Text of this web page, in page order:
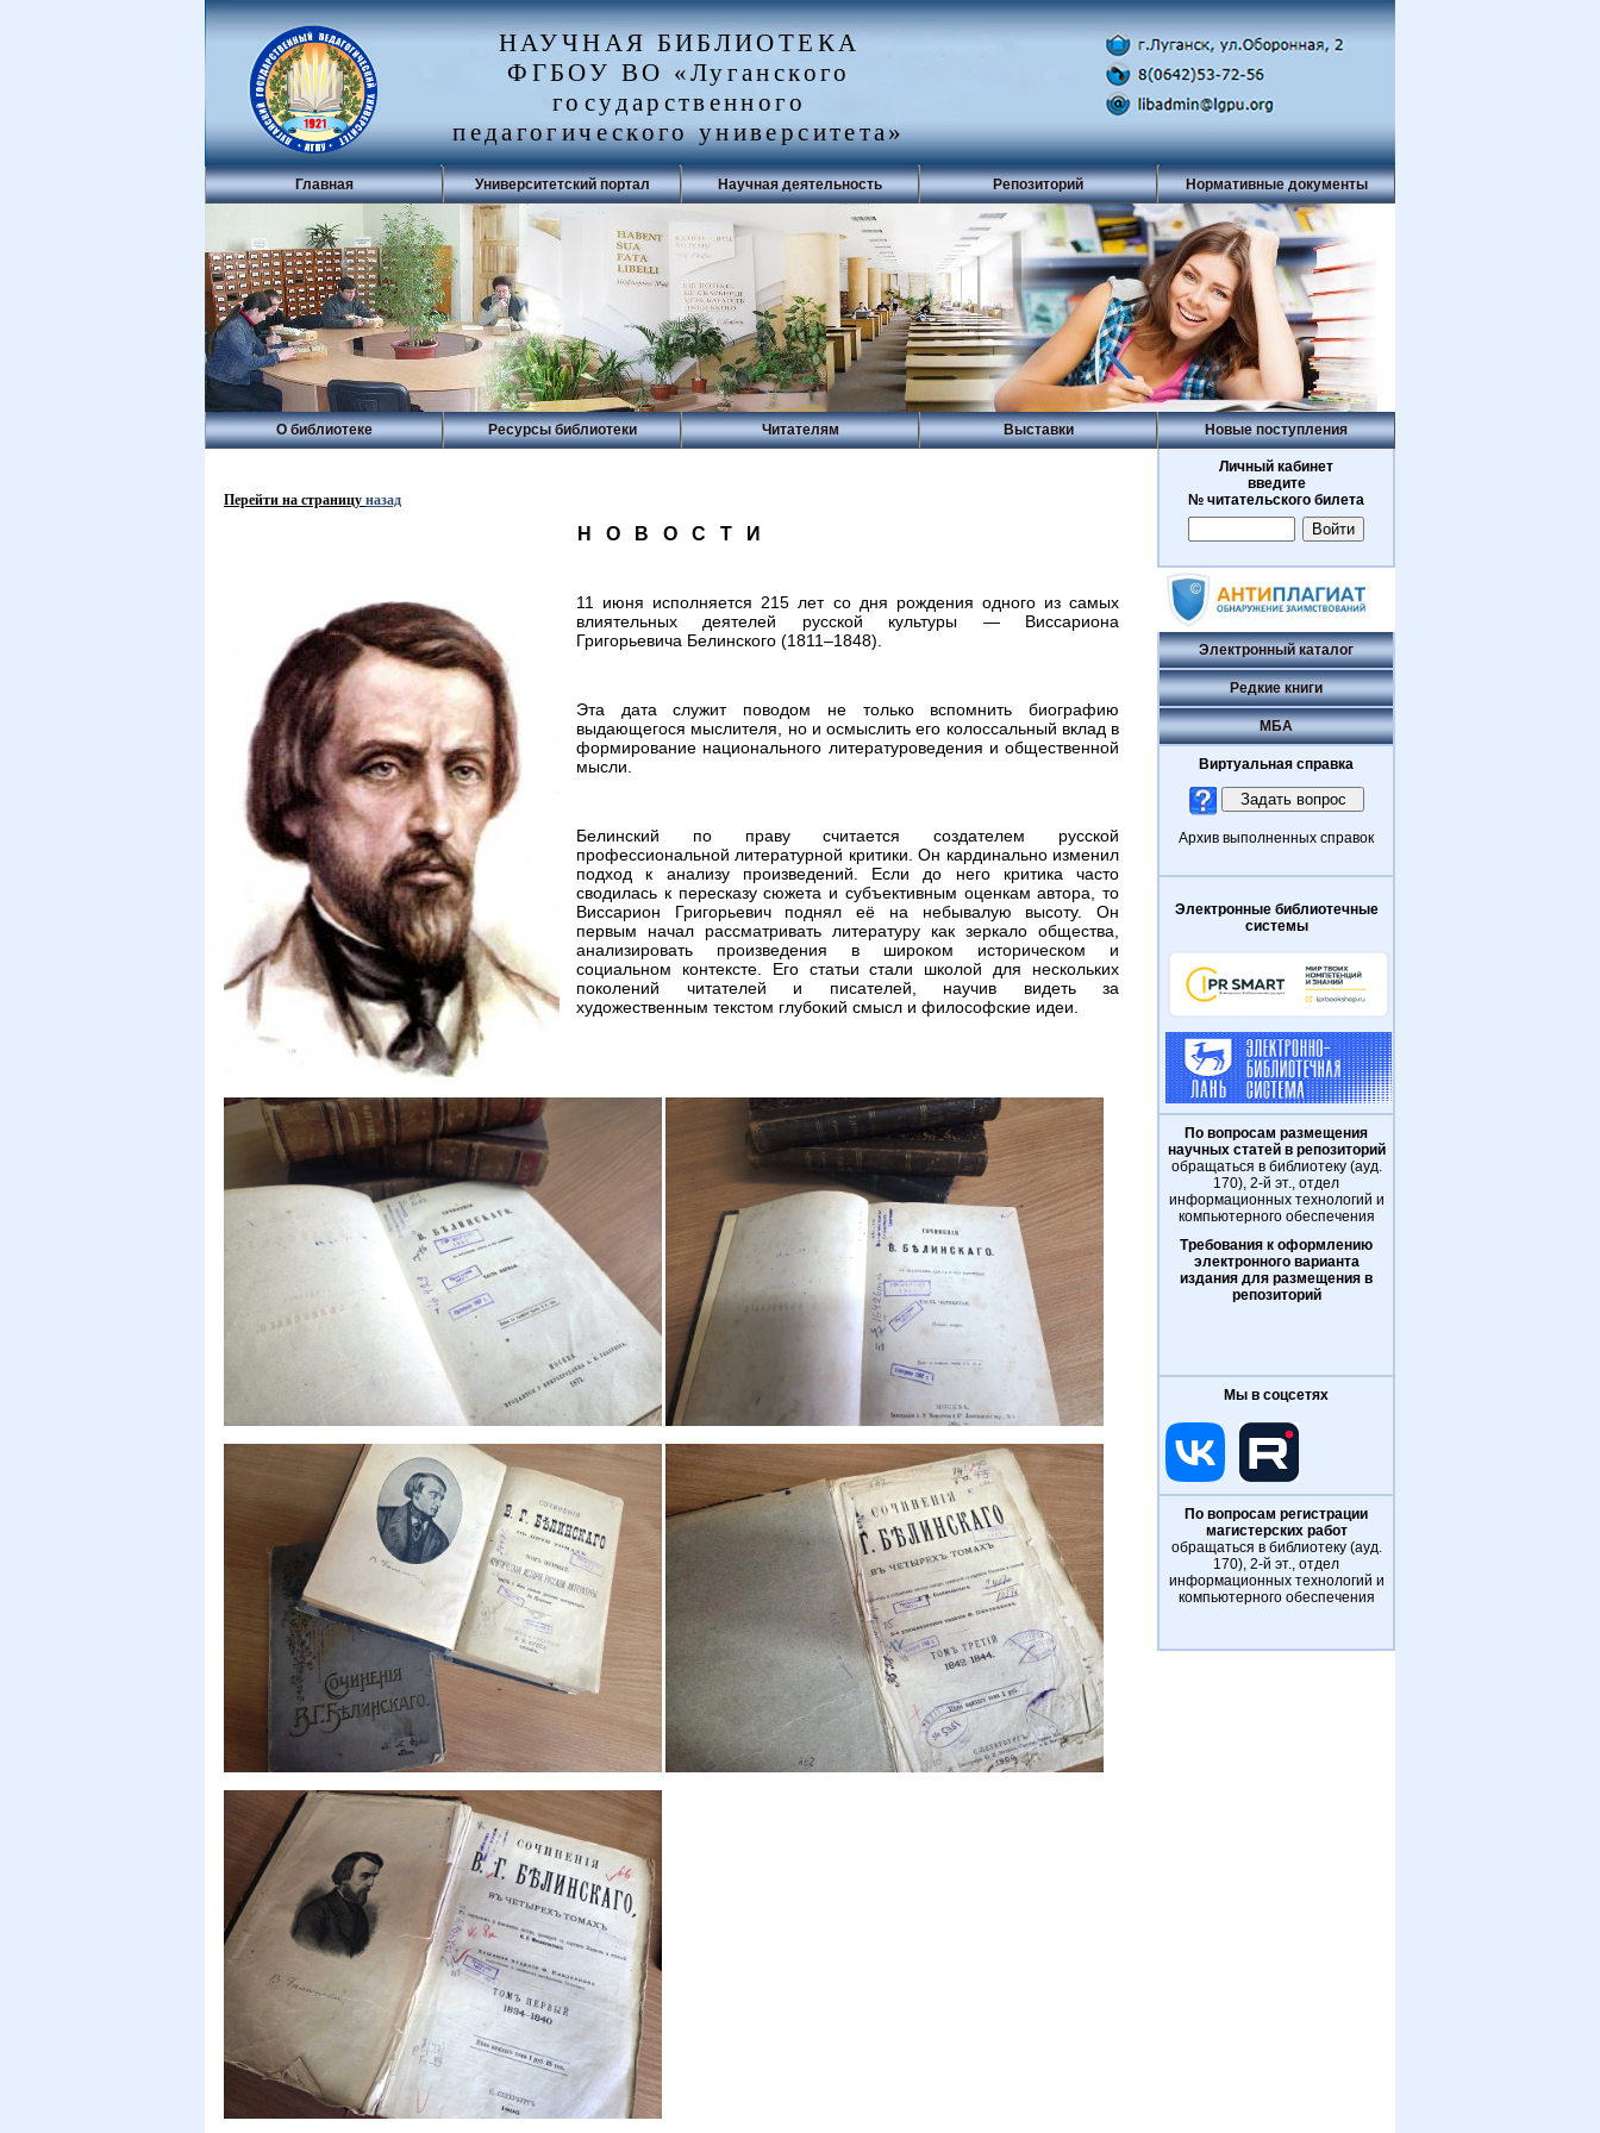
НАУЧНАЯ БИБЛИОТЕКА
ФГБОУ ВО «Луганского
государственного
педагогического университета»
Главная Университетский портал Научная деятельность Репозиторий Нормативные документы
О библиотеке Ресурсы библиотеки Читателям Выставки Новые поступления
Перейти на страницу назад
Н О В О С Т И
11 июня исполняется 215 лет со дня рождения одного из самых
влиятельных деятелей русской культуры — Виссариона
Григорьевича Белинского (1811–1848).
Эта дата служит поводом не только вспомнить биографию
выдающегося мыслителя, но и осмыслить его колоссальный вклад в
формирование национального литературоведения и общественной
мысли.
Белинский по праву считается создателем русской
профессиональной литературной критики. Он кардинально изменил
подход к анализу произведений. Если до него критика часто
сводилась к пересказу сюжета и субъективным оценкам автора, то
Виссарион Григорьевич поднял её на небывалую высоту. Он
первым начал рассматривать литературу как зеркало общества,
анализировать произведения в широком историческом и
социальном контексте. Его статьи стали школой для нескольких
поколений читателей и писателей, научив видеть за
художественным текстом глубокий смысл и философские идеи.
Личный кабинет
введите
№ читательского билета
Электронный каталог
Редкие книги
МБА
Виртуальная справка
Архив выполненных справок
Электронные библиотечные
системы
По вопросам размещения
научных статей в репозиторий
обращаться в библиотеку (ауд.
170), 2-й эт., отдел
информационных технологий и
компьютерного обеспечения
Требования к оформлению
электронного варианта
издания для размещения в
репозиторий
Мы в соцсетях
По вопросам регистрации
магистерских работ
обращаться в библиотеку (ауд.
170), 2-й эт., отдел
информационных технологий и
компьютерного обеспечения